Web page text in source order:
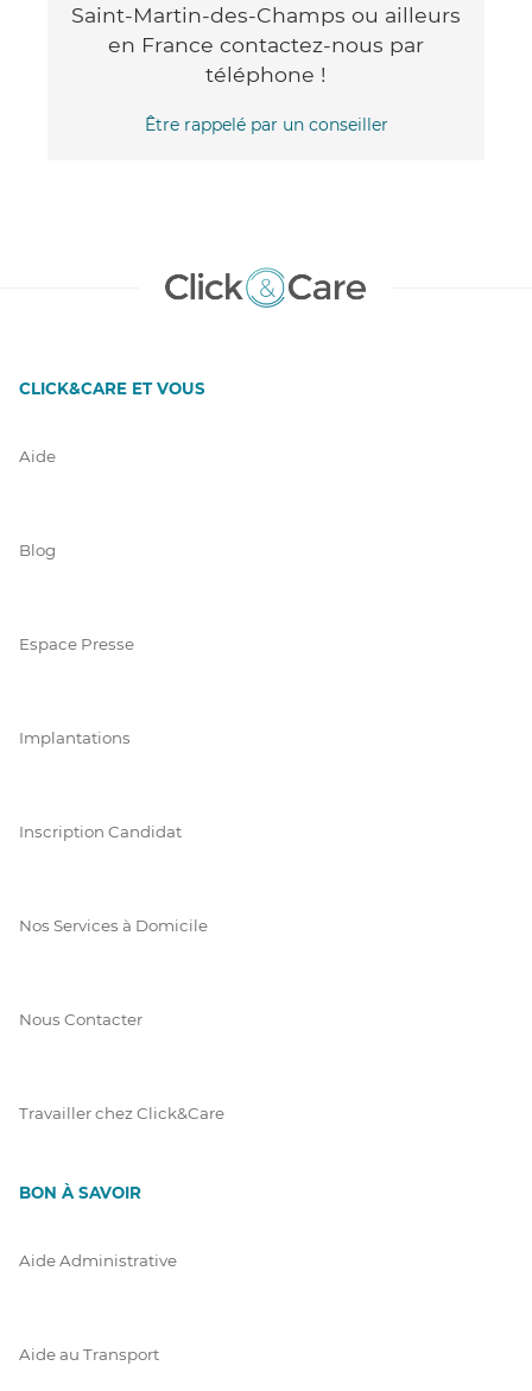
Saint-Martin-des-Champs ou ailleurs
en France contactez-nous par
téléphone !
Être rappelé par un conseiller
CLICK&CARE ET VOUS
Aide
Blog
Espace Presse
Implantations
Inscription Candidat
Nos Services à Domicile
Nous Contacter
Travailler chez Click&Care
BON À SAVOIR
Aide Administrative
Aide au Transport